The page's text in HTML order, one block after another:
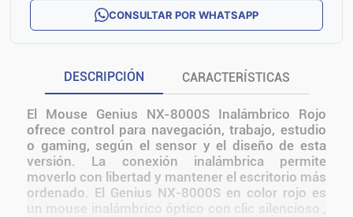
CONSULTAR POR WHATSAPP
DESCRIPCIÓN CARACTERÍSTICAS
El Mouse Genius NX-8000S Inalámbrico Rojo
ofrece control para navegación, trabajo, estudio
o gaming, según el sensor y el diseño de esta
versión. La conexión inalámbrica permite
moverlo con libertad y mantener el escritorio más
ordenado. El Genius NX‑8000S en color rojo es
un mouse inalámbrico óptico con clic silencioso ,